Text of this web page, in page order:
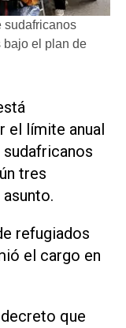
sudafricanos
bajo el plan de
el límite anual
tres
refugiados
el cargo en
que